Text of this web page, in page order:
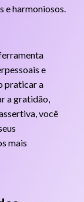
e harmoniosos.
e
praticar a
a gratidão,
você
mais